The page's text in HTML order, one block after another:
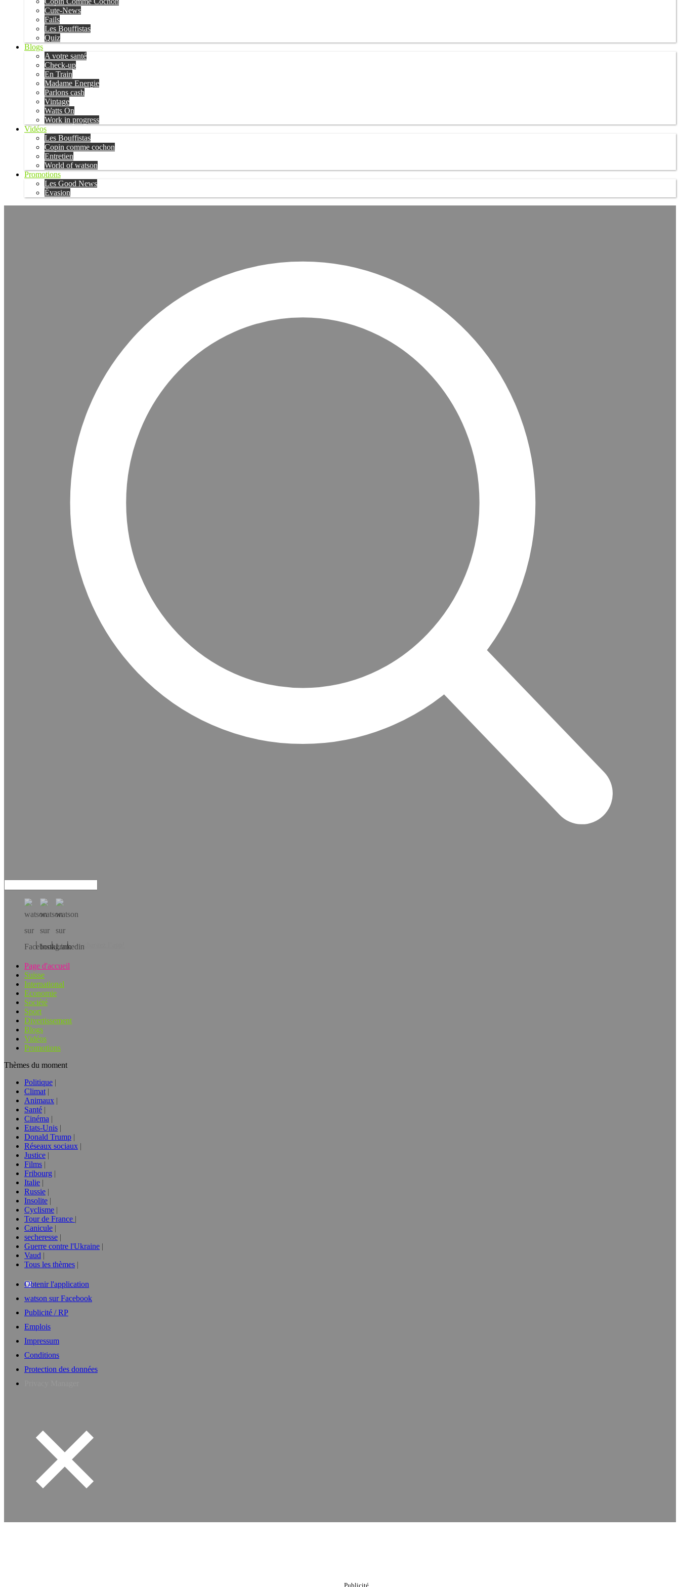
Cute-News
Fails
Les Bouffistas
Quiz
Blogs
A votre santé
Check-up
En Train
Madame Energie
Parlons cash
Vintage
Watts On
Work in progress
Vidéos
Les Bouffistas
Copin comme cochon
Entretien
World of watson
Promotions
Les Good News
Évasion
Téléchargez l’app!
Page d'accueil
Suisse
International
Economie
Société
Sport
Divertissement
Blogs
Vidéos
Promotions
Thèmes du moment
Politique
Climat
Animaux
Santé
Cinéma
Etats-Unis
Donald Trump
Réseaux sociaux
Justice
Films
Fribourg
Italie
Russie
Insolite
Cyclisme
Tour de France
Canicule
secheresse
Guerre contre l'Ukraine
Vaud
Tous les thèmes
Obtenir l'application
watson sur Facebook
Publicité / RP
Emplois
Impressum
Conditions
Protection des données